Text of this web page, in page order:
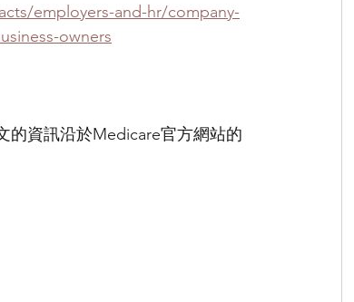
employers-and-hr/company-
owners
的資訊沿於Medicare官方網站的